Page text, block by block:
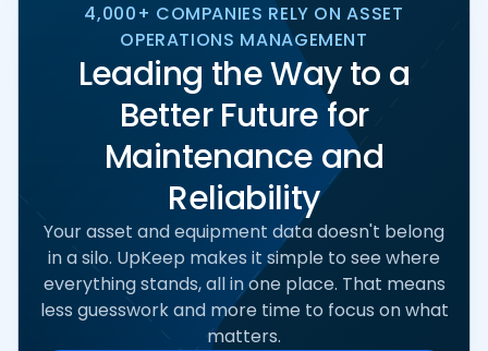
4,000+ COMPANIES RELY ON ASSET
OPERATIONS MANAGEMENT
Leading the Way to a
Better Future for
Maintenance and
Reliability
Your asset and equipment data doesn't belong
in a silo. UpKeep makes it simple to see where
everything stands, all in one place. That means
less guesswork and more time to focus on what
matters.